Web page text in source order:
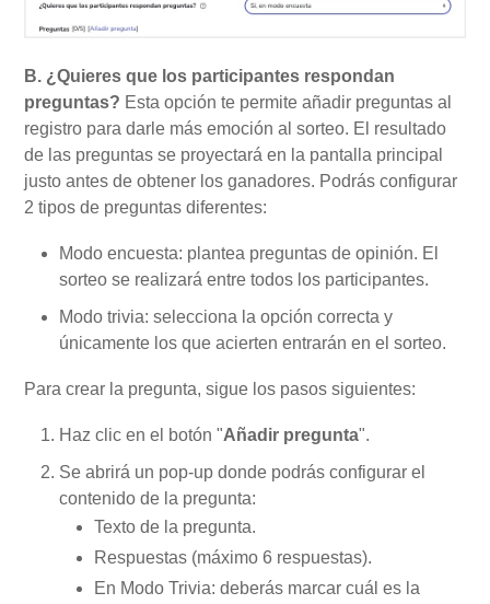
B. ¿Quieres que los participantes respondan
preguntas? Esta opción te permite añadir preguntas al
registro para darle más emoción al sorteo. El resultado
de las preguntas se proyectará en la pantalla principal
justo antes de obtener los ganadores. Podrás configurar
2 tipos de preguntas diferentes:
Modo encuesta: plantea preguntas de opinión. El
sorteo se realizará entre todos los participantes.
Modo trivia: selecciona la opción correcta y
únicamente los que acierten entrarán en el sorteo.
Para crear la pregunta, sigue los pasos siguientes:
Haz clic en el botón "Añadir pregunta".
Se abrirá un pop-up donde podrás configurar el
contenido de la pregunta:
Texto de la pregunta.
Respuestas (máximo 6 respuestas).
En Modo Trivia: deberás marcar cuál es la